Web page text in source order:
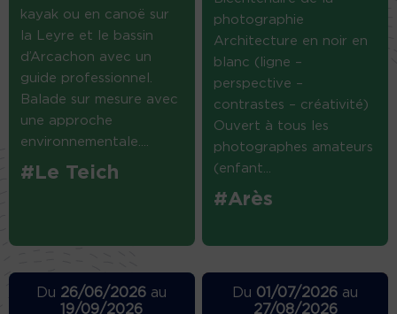
kayak ou en canoë sur
la Leyre et le bassin
d’Arcachon avec un
guide professionnel.
Balade sur mesure avec
une approche
environnementale....
#Le Teich
photographie
Architecture en noir en
blanc (ligne –
perspective –
contrastes – créativité)
Ouvert à tous les
photographes amateurs
(enfant...
#Arès
Du 26/06/2026 au
19/09/2026
Du 01/07/2026 au
27/08/2026